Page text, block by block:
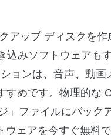
アップ ディスクを作
込みソフトウェアも
ョンは、音声、動画
すめです。物理的な
ファイルにバック
ェアを今すぐ無料